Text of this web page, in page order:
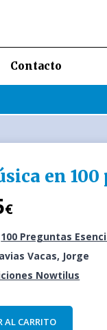
Contacto
en
€
100 Preguntas
Vacas, Jorge
Nowtilus
AL CARRITO